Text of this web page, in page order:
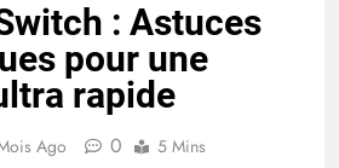
: Astuces
pour une
rapide
Ago 0 5 Mins